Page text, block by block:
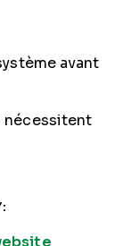
avant
nécessitent